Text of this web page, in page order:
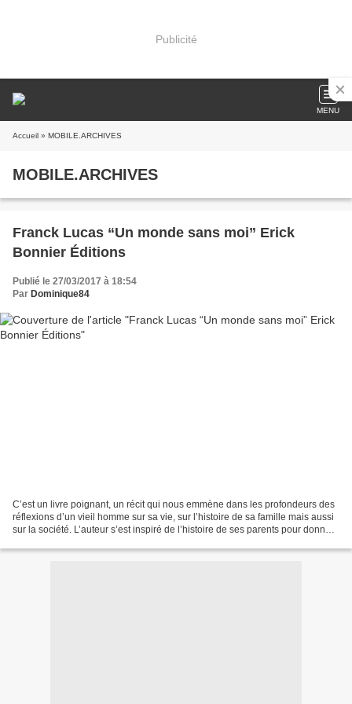
Publicité
MENU
Accueil » MOBILE.ARCHIVES
MOBILE.ARCHIVES
Franck Lucas “Un monde sans moi” Erick
Bonnier Éditions
Publié le 27/03/2017 à 18:54
Par Dominique84
C’est un livre poignant, un récit qui nous emmène dans les profondeurs des
réflexions d’un vieil homme sur sa vie, sur l’histoire de sa famille mais aussi
sur la société. L’auteur s’est inspiré de l’histoire de ses parents pour donner